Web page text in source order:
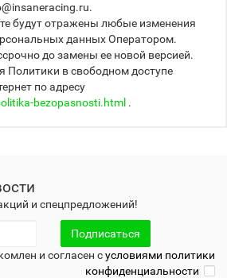
будут отражены любые изменения
данных Оператором.
до замены ее новой версией.
Политики в свободном доступе
по адресу
bezopasnosti.html .
и спецпредложений!
Подписаться
и согласен сусловиями политики
конфиденциальности